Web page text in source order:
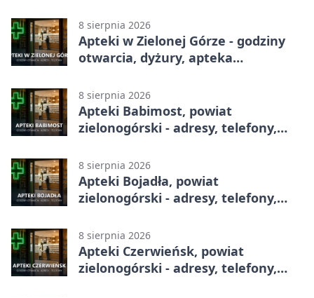
urządzili sobie festiwal strzelecki
8 sierpnia 2026
Apteki w Zielonej Górze - godziny
otwarcia, dyżury, apteka
8 sierpnia 2026
Apteki Babimost, powiat
zielonogórski - adresy, telefony,
8 sierpnia 2026
Apteki Bojadła, powiat
zielonogórski - adresy, telefony,
8 sierpnia 2026
Apteki Czerwieńsk, powiat
zielonogórski - adresy, telefony,